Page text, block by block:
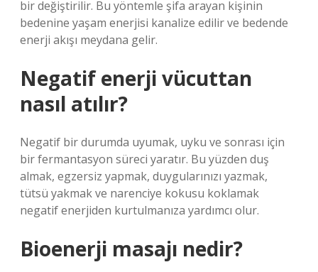
bir değiştirilir. Bu yöntemle şifa arayan kişinin
bedenine yaşam enerjisi kanalize edilir ve bedende
enerji akışı meydana gelir.
Negatif enerji vücuttan
nasıl atılır?
Negatif bir durumda uyumak, uyku ve sonrası için
bir fermantasyon süreci yaratır. Bu yüzden duş
almak, egzersiz yapmak, duygularınızı yazmak,
tütsü yakmak ve narenciye kokusu koklamak
negatif enerjiden kurtulmanıza yardımcı olur.
Bioenerji masajı nedir?